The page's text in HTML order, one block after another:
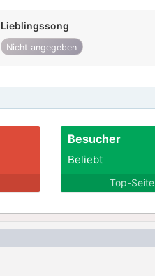
Lieblingssong
Nicht angegeben
Besucher
Beliebt
Top-Seite